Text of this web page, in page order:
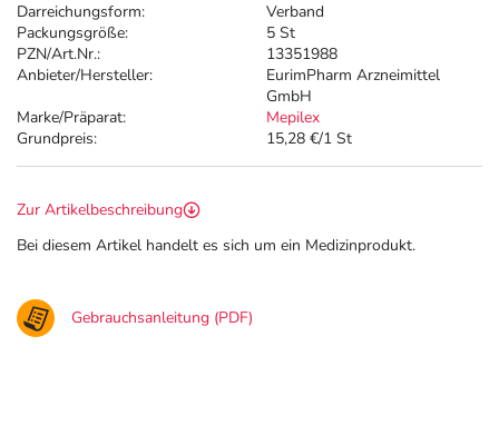
Darreichungsform:
Verband
Packungsgröße:
5 St
PZN/Art.Nr.:
13351988
Anbieter/Hersteller:
EurimPharm Arzneimittel
GmbH
Marke/Präparat:
Mepilex
Grundpreis:
15,28 €/1 St
Zur Artikelbeschreibung
Bei diesem Artikel handelt es sich um ein Medizinprodukt.
Gebrauchsanleitung (PDF)